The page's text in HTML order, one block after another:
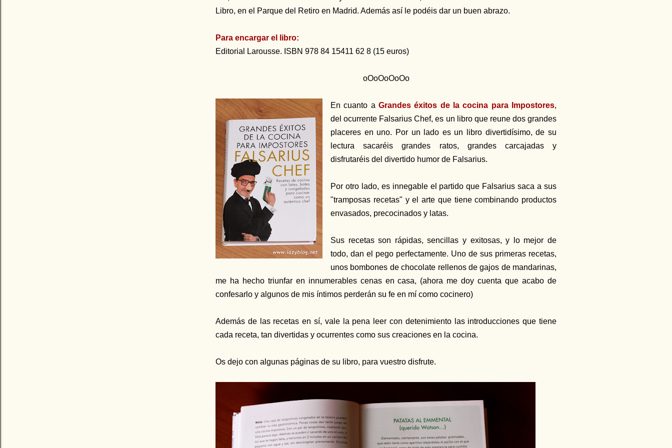
Libro, en el Parque del Retiro en Madrid. Además así le podéis dar un buen abrazo.
Para encargar el libro:
Editorial Larousse. ISBN 978 84 15411 62 8 (15 euros)
oOoOoOoOo
En cuanto a Grandes éxitos de la cocina para Impostores,
del ocurrente Falsarius Chef, es un libro que reune dos grandes
placeres en uno. Por un lado es un libro divertidísimo, de su
lectura sacaréis grandes ratos, grandes carcajadas y
disfrutaréis del divertido humor de Falsarius.
Por otro lado, es innegable el partido que Falsarius saca a sus
"tramposas recetas" y el arte que tiene combinando productos
envasados, precocinados y latas.
Sus recetas son rápidas, sencillas y exitosas, y lo mejor de
todo, dan el pego perfectamente. Uno de sus primeras recetas,
unos bombones de chocolate rellenos de gajos de mandarinas,
me ha hecho triunfar en innumerables cenas en casa, (ahora me doy cuenta que acabo de
confesarlo y algunos de mis íntimos perderán su fe en mí como cocinero)
Además de las recetas en sí, vale la pena leer con detenimiento las introducciones que tiene
cada receta, tan divertidas y ocurrentes como sus creaciones en la cocina.
Os dejo con algunas páginas de su libro, para vuestro disfrute.